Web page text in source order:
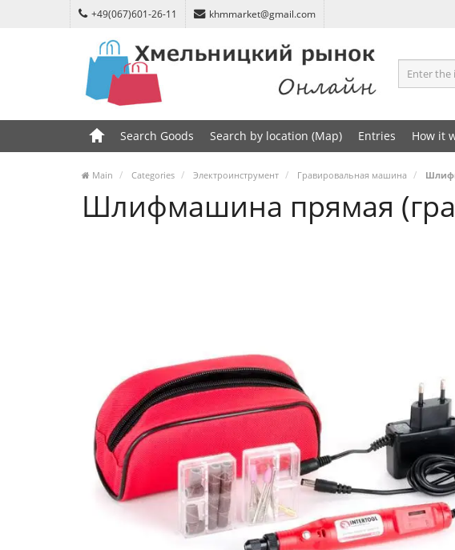
+49(067)601-26-11 khmmarket@gmail.com
Search Goods Search by location (Map) Entries How it
Main Categories Электроинструмент Гравировальная машина
Шлифмашина прямая